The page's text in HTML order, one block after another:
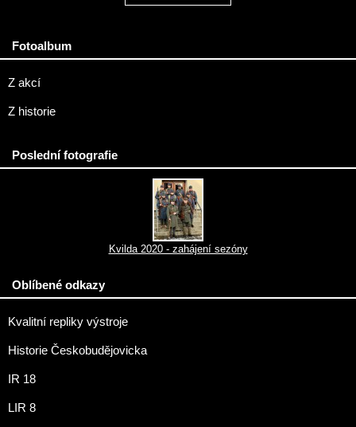
Fotoalbum
Z akcí
Z historie
Poslední fotografie
Kvilda 2020 - zahájení sezóny
Oblíbené odkazy
Kvalitní repliky výstroje
Historie Českobudějovicka
IR 18
LIR 8